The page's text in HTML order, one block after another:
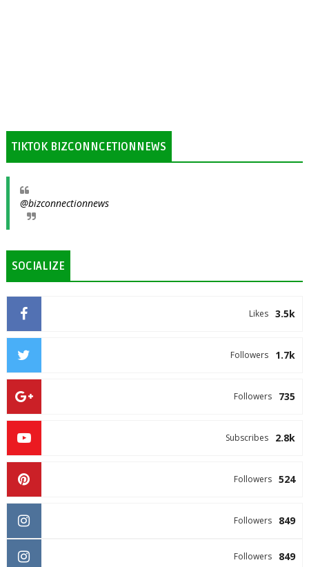
TIKTOK BIZCONNCETIONNEWS
@bizconnectionnews
SOCIALIZE
3.5k
Likes
1.7k
Followers
735
Followers
2.8k
Subscribes
524
Followers
849
Followers
849
Followers